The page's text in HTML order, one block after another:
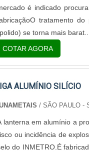
é indicado
tratamento
se torna mais
COTAR AGORA
ALUMÍNIO SILÍCIO
/ SÃO PAULO -
lanterna em alumínio a
ou incidência de
do INMETRO.É